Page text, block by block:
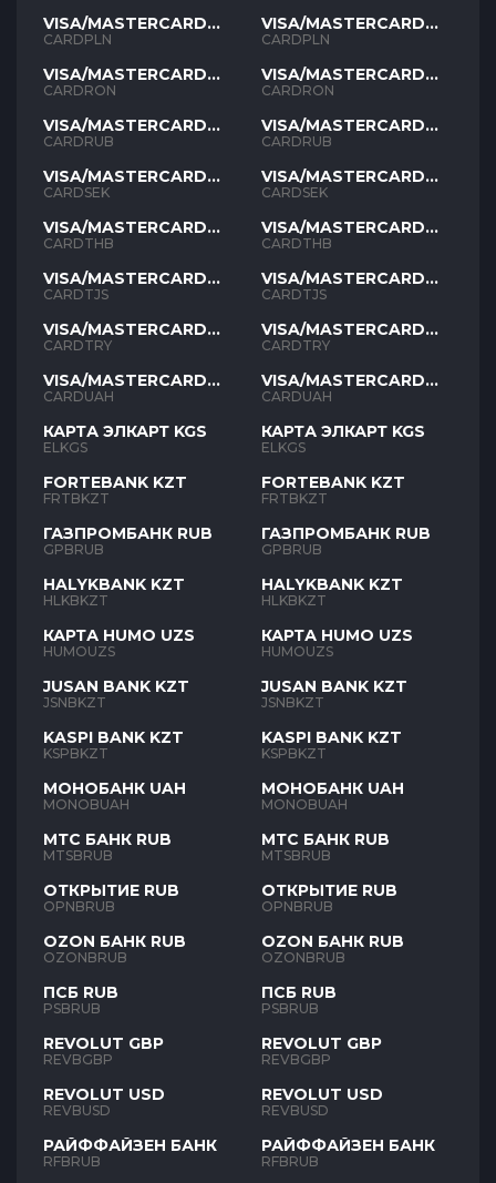
VISA/MASTERCARD
PLN
CARDPLN
VISA/MASTERCARD
RON
CARDRON
VISA/MASTERCARD
RUB
CARDRUB
VISA/MASTERCARD
SEK
CARDSEK
VISA/MASTERCARD
THB
CARDTHB
VISA/MASTERCARD
TJS
CARDTJS
VISA/MASTERCARD
TYR
CARDTRY
VISA/MASTERCARD
UAH
CARDUAH
КАРТА ЭЛКАРТ KGS
ELKGS
FORTEBANK KZT
FRTBKZT
ГАЗПРОМБАНК RUB
GPBRUB
HALYKBANK KZT
HLKBKZT
КАРТА HUMO UZS
HUMOUZS
JUSAN BANK KZT
JSNBKZT
KASPI BANK KZT
KSPBKZT
МОНОБАНК UAH
MONOBUAH
МТС БАНК RUB
MTSBRUB
ОТКРЫТИЕ RUB
OPNBRUB
OZON БАНК RUB
OZONBRUB
ПСБ RUB
PSBRUB
REVOLUT GBP
REVBGBP
REVOLUT USD
REVBUSD
РАЙФФАЙЗЕН БАНК
RFBRUB
VISA/MASTERCARD
PLN
CARDPLN
VISA/MASTERCARD
RON
CARDRON
VISA/MASTERCARD
RUB
CARDRUB
VISA/MASTERCARD
SEK
CARDSEK
VISA/MASTERCARD
THB
CARDTHB
VISA/MASTERCARD
TJS
CARDTJS
VISA/MASTERCARD
TYR
CARDTRY
VISA/MASTERCARD
UAH
CARDUAH
КАРТА ЭЛКАРТ KGS
ELKGS
FORTEBANK KZT
FRTBKZT
ГАЗПРОМБАНК RUB
GPBRUB
HALYKBANK KZT
HLKBKZT
КАРТА HUMO UZS
HUMOUZS
JUSAN BANK KZT
JSNBKZT
KASPI BANK KZT
KSPBKZT
МОНОБАНК UAH
MONOBUAH
МТС БАНК RUB
MTSBRUB
ОТКРЫТИЕ RUB
OPNBRUB
OZON БАНК RUB
OZONBRUB
ПСБ RUB
PSBRUB
REVOLUT GBP
REVBGBP
REVOLUT USD
REVBUSD
РАЙФФАЙЗЕН БАНК
RFBRUB